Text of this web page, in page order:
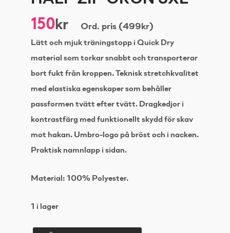
150kr Ord. pris (499kr)
Lätt och mjuk träningstopp i Quick Dry
material som torkar snabbt och transporterar
bort fukt från kroppen. Teknisk stretchkvalitet
med elastiska egenskaper som behåller
passformen tvätt efter tvätt. Dragkedjor i
kontrastfärg med funktionellt skydd för skav
mot hakan. Umbro-logo på bröst och i nacken.
Praktisk namnlapp i sidan.
Material: 100% Polyester.
1 i lager